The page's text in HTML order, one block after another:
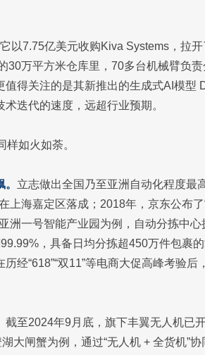
以7.75亿美元收购Kiva Systems，拉
30万平方米仓库里，70多台机械臂负
得关注的是其新推出的生成式AI模型
迭代的速度，远超行业预期。
样如火如荼。
立志做出全国乃至亚洲自动化程度最
海嘉定区落成；2018年，京东公布了
洲一号智能产业园为例，自动分拣中
，具备日均分拣超450万件包裹
经“618”“双11”等电商大促高峰考验后
截至2024年9月底，旗下丰翼无人机已
大闸蟹为例，通过“无人机 + 全货机”